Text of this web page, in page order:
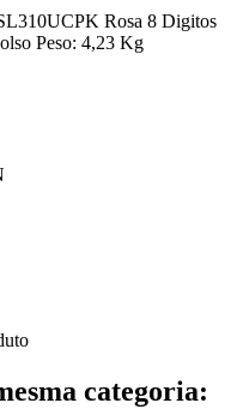
Rosa 8 Digitos
Peso: 4,23 Kg
categoria: